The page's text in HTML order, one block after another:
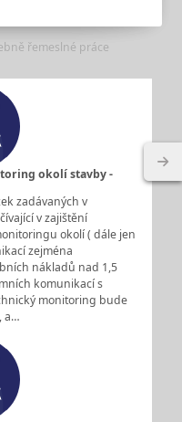
řemeslné práce
okolí stavby -
zadávaných v
v zajištění
okolí ( dále jen
zejména
nákladů nad 1,5
komunikací s
monitoring bude
a…